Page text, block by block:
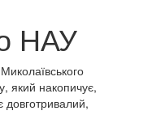
НАУ
який накопичує,
довготривалий,